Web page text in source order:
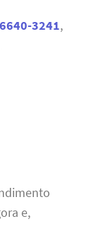
3241,
e,